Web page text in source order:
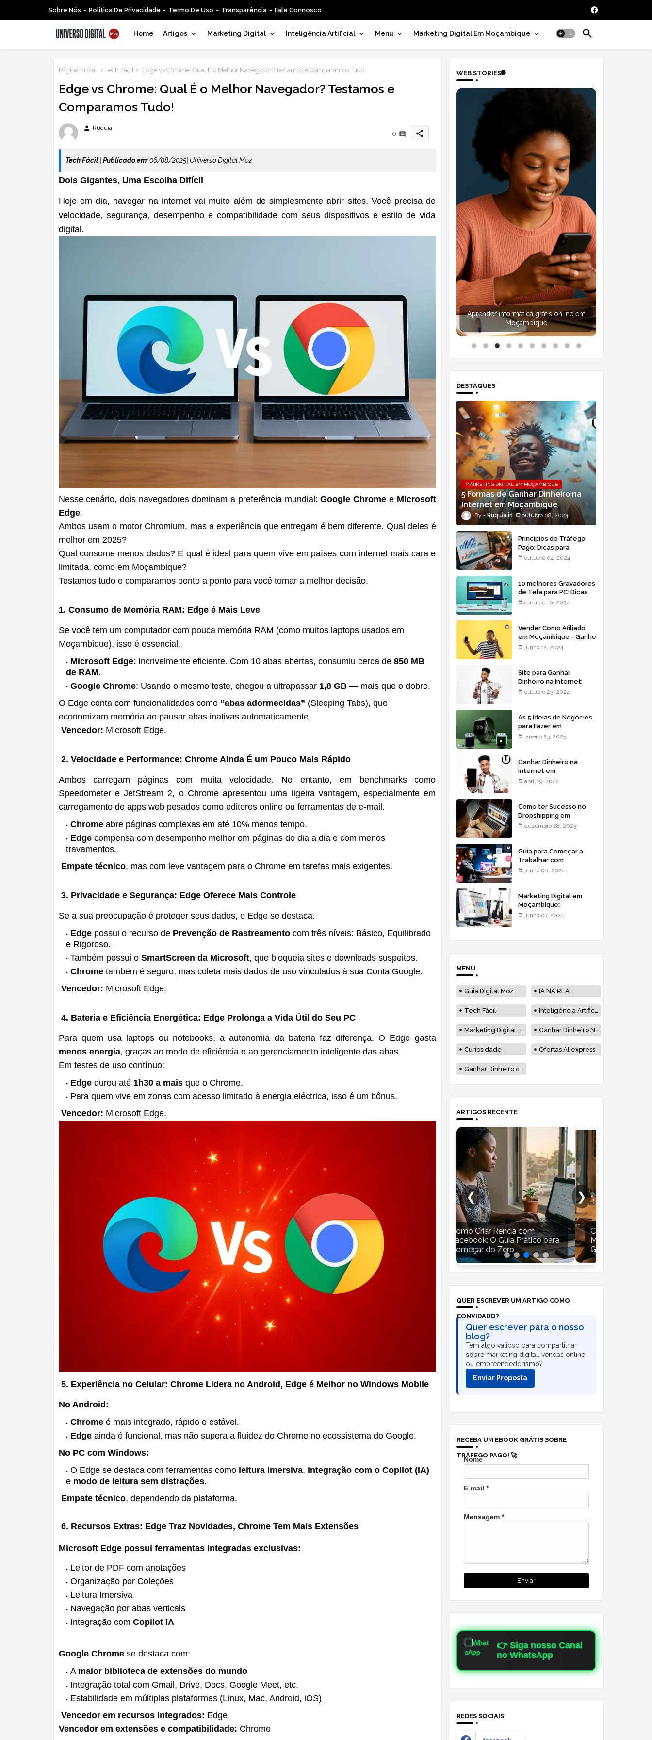
Sobre Nós Politica De Privacidade Termo De Uso Transparência Fale Connosco
Home Artigos Marketing Digital Inteligência Artificial Menu Marketing Digital Em Moçambique
Página inicial Tech Facil Edge vs Chrome: Qual É o Melhor Navegador? Testamos e Comparamos Tudo!
Edge vs Chrome: Qual É o Melhor Navegador? Testamos e
Comparamos Tudo!
person Ruquia
0 share
Tech Fácil| Publicado em:06/08/2025| Universo Digital Moz
Dois Gigantes, Uma Escolha Difícil
Hoje em dia, navegar na internet vai muito além de simplesmente abrir sites. Você precisa de
velocidade, segurança, desempenho e compatibilidade com seus dispositivos e estilo de vida
digital .
Nesse cenário, dois navegadores dominam a preferência mundial:Google Chrome e Microsoft
Edge.
Ambos usam o motor Chromium, mas a experiência que entregam é bem diferente. Qual deles é
melhor em 2025?
Qual consome menos dados? E qual é ideal para quem vive em países com internet mais cara e
limitada, como em Moçambique?
Testamos tudo e comparamos ponto a ponto para você tomar a melhor decisão.
1. Consumo de Memória RAM: Edge é Mais Leve
Se você tem um computador com pouca memória RAM (como muitos laptops usados em
Moçambique), isso é essencial.
Microsoft Edge: Incrivelmente eficiente. Com 10 abas abertas, consumiu cerca de 850 MB
de RAM.
Google Chrome: Usando o mesmo teste, chegou a ultrapassar 1,8 GB— mais que o dobro.
O Edge conta com funcionalidades como “abas adormecidas” (Sleeping Tabs), que
economizam memória ao pausar abas inativas automaticamente.
Vencedor: Microsoft Edge.
2. Velocidade e Performance: Chrome Ainda É um Pouco Mais Rápido
Ambos carregam páginas com muita velocidade. No entanto, em benchmarks como
Speedometer e JetStream 2, o Chrome apresentou uma ligeira vantagem, especialmente em
carregamento de apps web pesados como editores online ou ferramentas de e-mail.
Chromeabre páginas complexas em até 10% menos tempo.
Edgecompensa com desempenho melhor em páginas do dia a dia e com menos
travamentos.
Empate técnico, mas com leve vantagem para o Chrome em tarefas mais exigentes.
3. Privacidade e Segurança: Edge Oferece Mais Controle
Se a sua preocupação é proteger seus dados, o Edge se destaca.
Edgepossui o recurso de Prevenção de Rastreamentocom três níveis: Básico, Equilibrado
e Rigoroso.
Também possui o SmartScreen da Microsoft, que bloqueia sites e downloads suspeitos.
Chrometambém é seguro, mas coleta mais dados de uso vinculados à sua Conta Google.
Vencedor: Microsoft Edge.
4. Bateria e Eficiência Energética: Edge Prolonga a Vida Útil do Seu PC
Para quem usa laptops ou notebooks, a autonomia da bateria faz diferença. O Edge gasta
menos energia, graças ao modo de eficiência e ao gerenciamento inteligente das abas.
Em testes de uso contínuo:
Edgedurou até 1h30 a maisque o Chrome.
Para quem vive em zonas com acesso limitado à energia eléctrica, isso é um bônus.
Vencedor: Microsoft Edge.
5. Experiência no Celular: Chrome Lidera no Android, Edge é Melhor no Windows Mobile
No Android:
Chromeé mais integrado, rápido e estável.
Edgeainda é funcional, mas não supera a fluidez do Chrome no ecossistema do Google.
No PC com Windows:
O Edge se destaca com ferramentas como leitura imersiva, integração com o Copilot (IA)
e modo de leitura sem distrações.
Empate técnico, dependendo da plataforma.
6. Recursos Extras: Edge Traz Novidades, Chrome Tem Mais Extensões
Microsoft Edgepossui ferramentas integradas exclusivas:
Leitor de PDF com anotações
Organização por Coleções
Leitura Imersiva
Navegação por abas verticais
Integração com Copilot IA
Google Chromese destaca com:
A maior biblioteca de extensões do mundo
Integração total com Gmail, Drive, Docs, Google Meet, etc.
Estabilidade em múltiplas plataformas (Linux, Mac, Android, iOS)
Vencedor em recursos integrados: Edge
Vencedor em extensões e compatibilidade: Chrome
WEB STORIES🌐
Aprender informática grátis online em
Moçambique
DESTAQUES
MARKETING DIGITAL EM MOÇAMBIQUE
5 Formas de Ganhar Dinheiro na
Internet em Moçambique
Ruquia outubro 08, 2024
Princípios do Tráfego
Pago: Dicas para
Moçambique
outubro 04, 2024
10 melhores Gravadores
de Tela para PC: Dicas
para Moçambique
outubro 10, 2024
Vender Como Afiliado
em Moçambique - Ganhe
Dinheiro Online
junho 12, 2024
Site para Ganhar
Dinheiro na Internet:
Dicas para Moçambique
outubro 23, 2024
As 5 Ideias de Negócios
para Fazer em
Moçambique: Comece
janeiro 23, 2025
Ganhar Dinheiro na
Internet em
Moçambique - Saiba
abril 19, 2024
Como ter Sucesso no
Dropshipping em
Moçambique
dezembro 28, 2023
Guia para Começar a
Trabalhar com
Marketing Digital em
junho 08, 2024
Marketing Digital em
Moçambique:
Estratégias & Soluções
junho 07, 2024
MENU
Guia Digital Moz IA NA REAL
Tech Fácil Inteligência Artificial
Marketing Digital Moçambique Ganhar Dinheiro Na Internet
Curiosidade Ofertas Aliexpress
Ganhar Dinheiro com Blog em Moçambique
ARTIGOS RECENTE
Como Criar Loja Online em
Moçambique: O Guia
Completo para o Sucesso
Como Criar Renda com
Facebook: O Guia Prático para
Começar do Zero
ChatGPT vs Gemini: Qual é a
Melhor Inteligência Artificial
Grátis?
❮ ❯
QUER ESCREVER UM ARTIGO COMO
CONVIDADO?
Quer escrever para o nosso
blog?
Tem algo valioso para compartilhar
sobre marketing digital, vendas online
ou empreendedorismo?
Enviar Proposta
RECEBA UM EBOOK GRÁTIS SOBRE
TRÁFEGO PAGO! 🚀
Nome
E-mail *
Mensagem *
👉 Siga nosso Canal
no WhatsApp
REDES SOCIAIS